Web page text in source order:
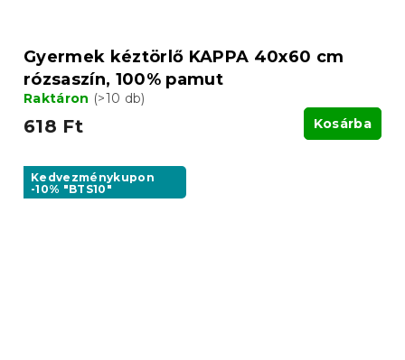
Gyermek kéztörlő KAPPA 40x60 cm
rózsaszín, 100% pamut
Raktáron (>10 db)
618 Ft Kosárba
Kedvezménykupon
-10% "BTS10"